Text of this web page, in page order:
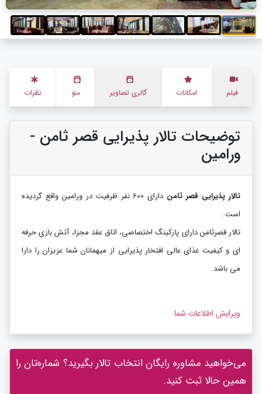
فیلم امکانات گالری تصاویر منو نظرات
توضیحات تالار پذیرایی قصر ثامن -
ورامین
تالار پذیرایی قصر ثامن
دارای 600 نفر ظرفیت در ورامین واقع گردیده
است.
تالار قصرثامن دارای پارکینگ اختصاصی، اتاق عقد مجزا، آتش بازی حرفه
ای و کیفیت غذای عالی افتخار پذیرایی از میهمانان شما عزیزان را دارا
می باشد.
ویرایش اطلاعات شما
می‌خواهید مشاوره رایگان انتخاب تالار بگیرید؟ شماره‌تان را
همین حالا ثبت کنید.